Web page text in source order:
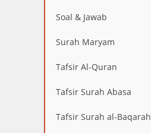
Soal & Jawab
Surah Maryam
Tafsir Al-Quran
Tafsir Surah Abasa
Tafsir Surah al-Baqarah